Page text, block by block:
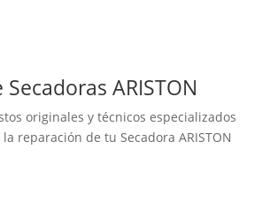
ARISTON
originales y técnicos especializados
reparación de tu Secadora ARISTON